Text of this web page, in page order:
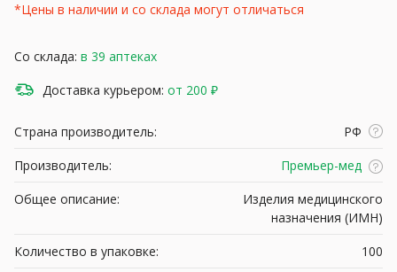
*Цены в наличии и со склада могут отличаться
Со склада: в 39 аптеках
Доставка курьером: от 200 ₽
Страна производитель:
РФ
Производитель:
Премьер-мед
Общее описание:
Изделия медицинского
назначения (ИМН)
Количество в упаковке:
100